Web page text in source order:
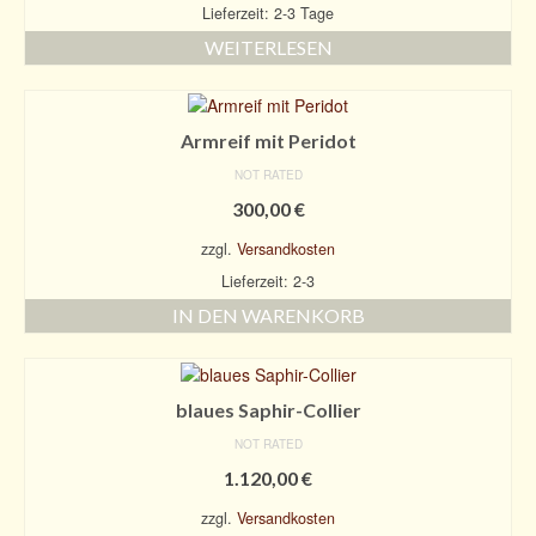
Lieferzeit: 2-3 Tage
WEITERLESEN
Armreif mit Peridot
NOT RATED
300,00€
zzgl. Versandkosten
Lieferzeit: 2-3
IN DEN WARENKORB
blaues Saphir-Collier
NOT RATED
1.120,00€
zzgl. Versandkosten